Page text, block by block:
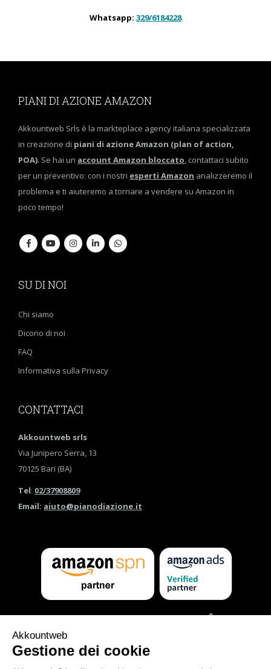
Whatsapp: 329/6184228
PIANI DI AZIONE AMAZON
Akkountweb Srls è la markteplace agency italiana specializzata
in creazione di piani di azione Amazon (plan of action,
POA). Se hai un account Amazon bloccato, contattaci subito
per un preventivo: con i nostri esperti Amazon analizzeremo il
problema e ti aiuteremo a tornare a vendere su Amazon in
poco tempo!
SU DI NOI
Chi siamo
Dicono di noi
FAQ
Informativa sulla Privacy
CONTATTACI
Akkountweb srls
Via Junipero Serra, 13
70125 Bari (BA)
Tel: 02/37908809
Email: aiuto@pianodiazione.it